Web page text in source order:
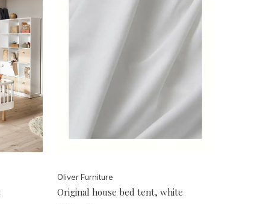
Oliver Furniture
Original house bed tent, white